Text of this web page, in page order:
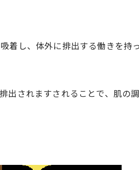
着し、体外に排出する働きを持
出されますされることで、肌